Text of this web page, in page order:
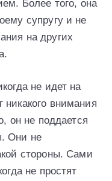
Более того, она
супругу и не
на других
не идет на
внимания
он не поддается
Они не
стороны. Сами
не простят